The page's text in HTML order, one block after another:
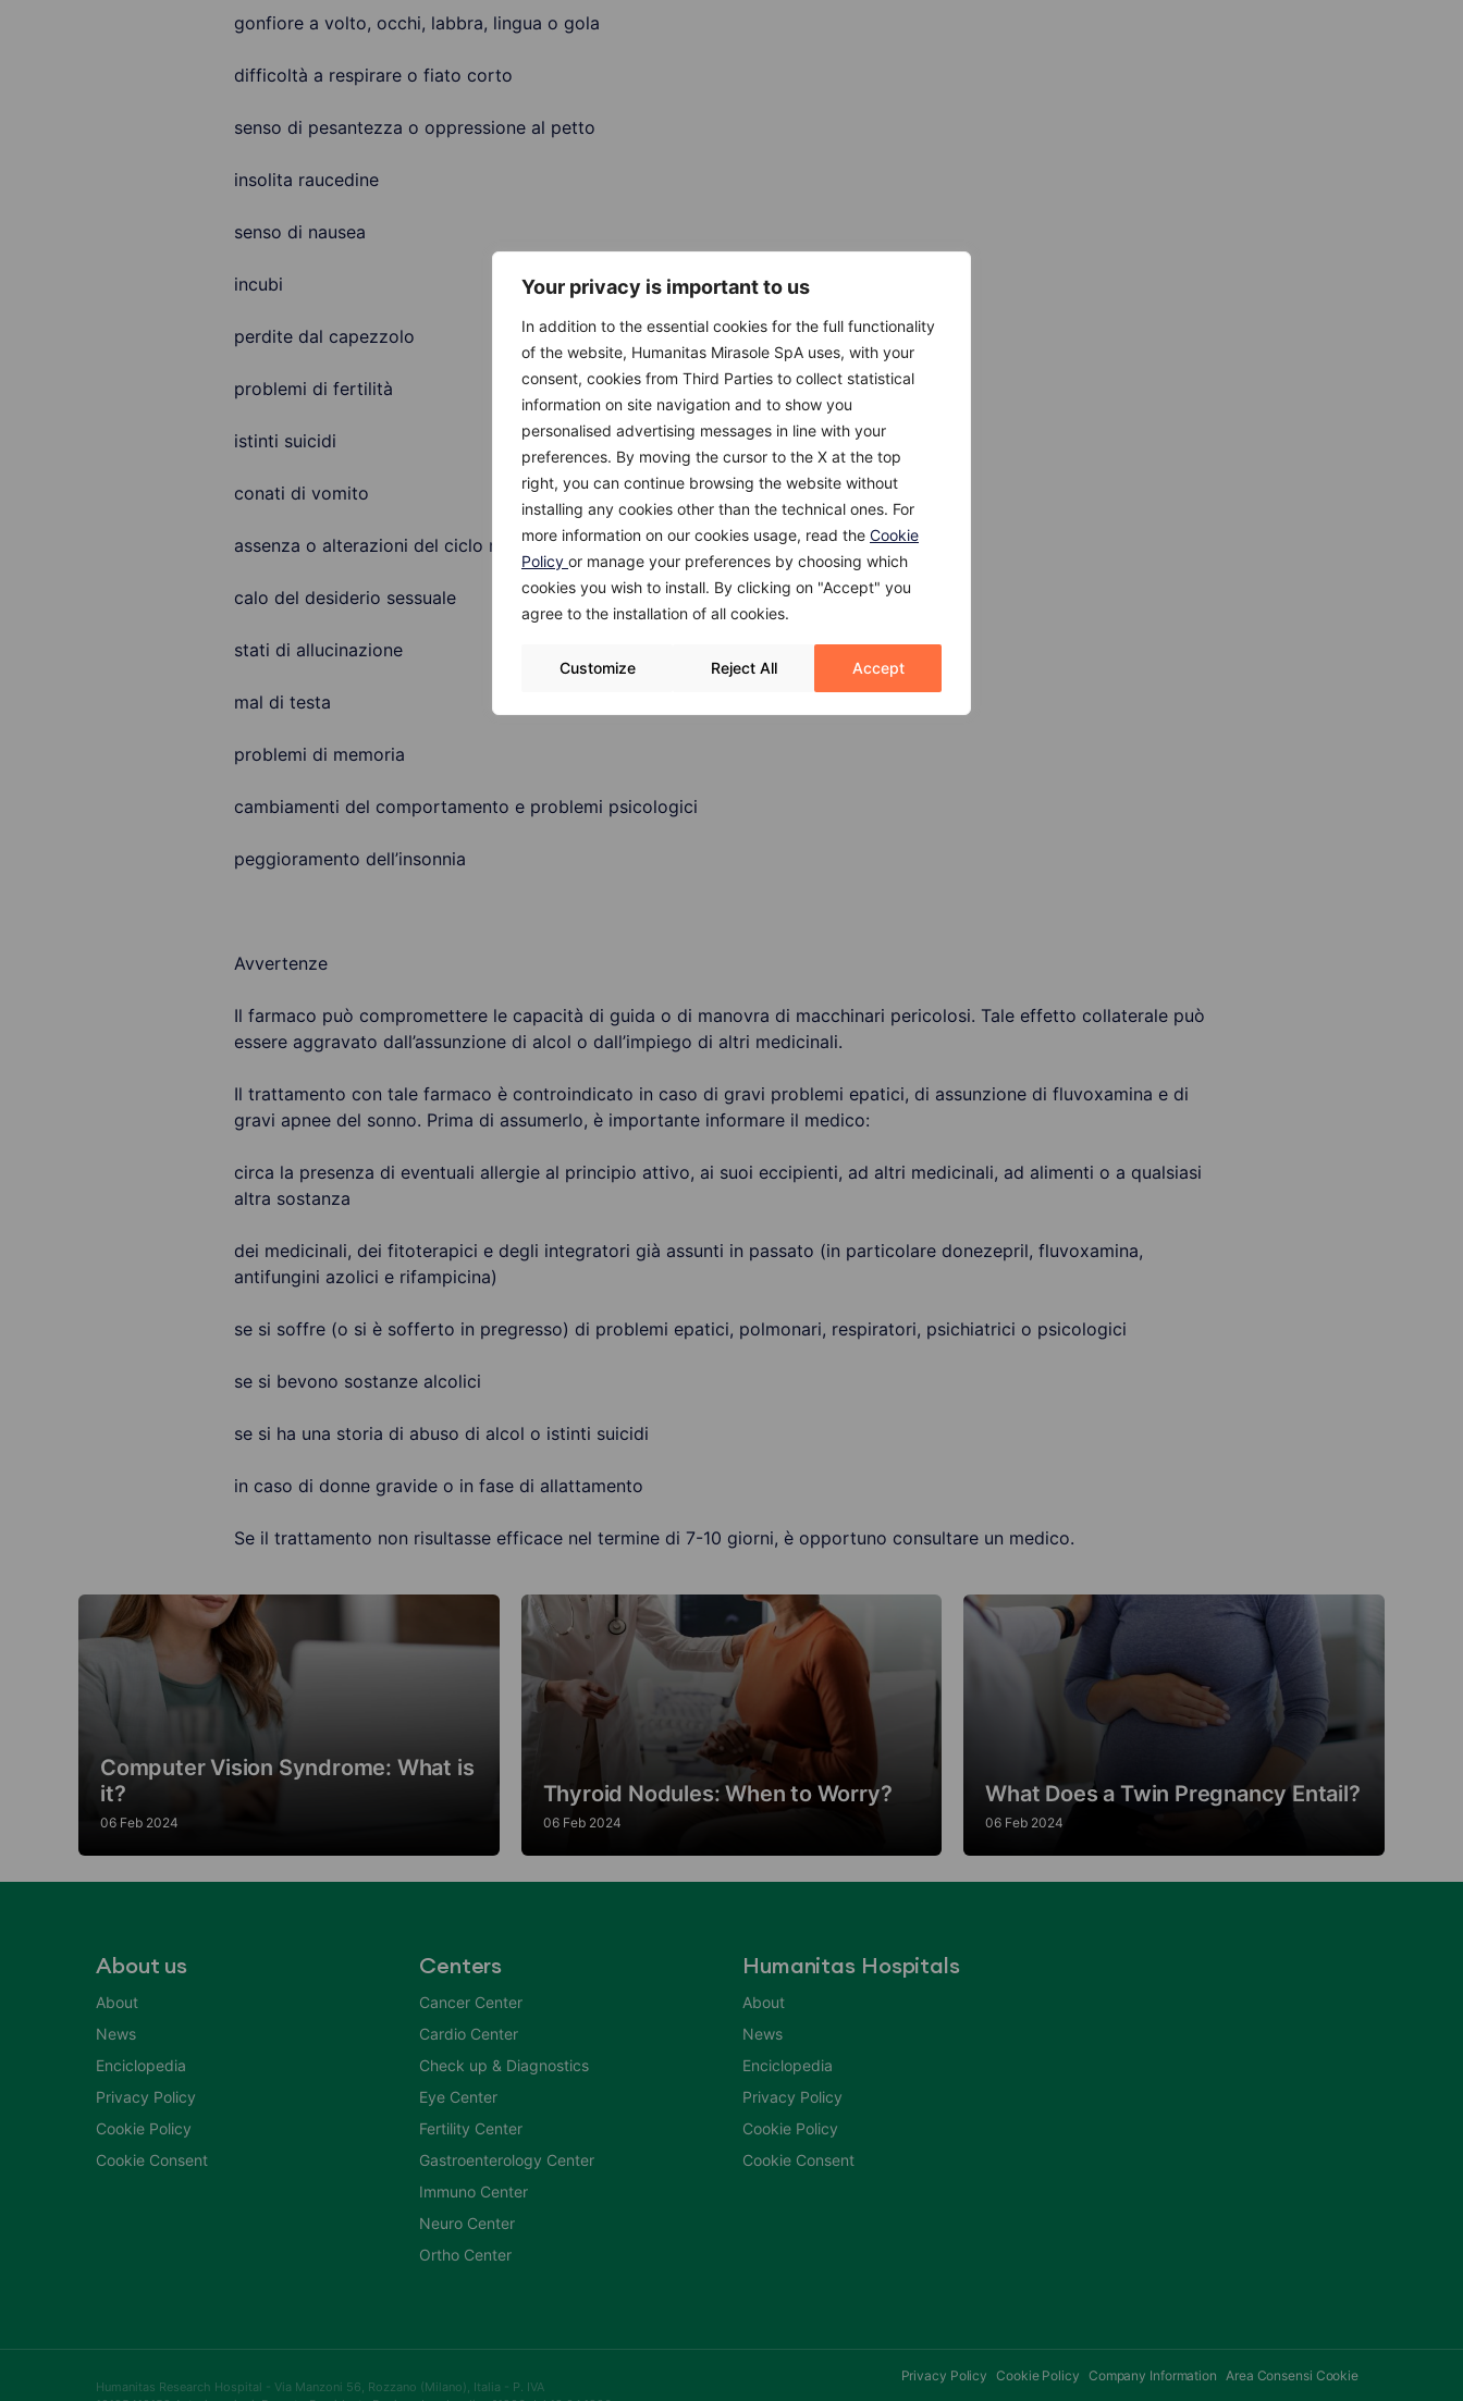
Your privacy is important to us
In addition to the essential cookies for the full functionality
of the website, Humanitas Mirasole SpA uses, with your
consent, cookies from Third Parties to collect statistical
information on site navigation and to show you
personalised advertising messages in line with your
preferences. By moving the cursor to the X at the top
right, you can continue browsing the website without
installing any cookies other than the technical ones. For
more information on our cookies usage, read the Cookie
Policy or manage your preferences by choosing which
cookies you wish to install. By clicking on "Accept" you
agree to the installation of all cookies.
Customize Reject All Accept
gonfiore a volto, occhi, labbra, lingua o gola
difficoltà a respirare o fiato corto
senso di pesantezza o oppressione al petto
insolita raucedine
senso di nausea
incubi
perdite dal capezzolo
problemi di fertilità
istinti suicidi
conati di vomito
assenza o alterazioni del ciclo mestruale
calo del desiderio sessuale
stati di allucinazione
mal di testa
problemi di memoria
cambiamenti del comportamento e problemi psicologici
peggioramento dell’insonnia
Avvertenze
Il farmaco può compromettere le capacità di guida o di manovra di macchinari pericolosi. Tale effetto collaterale può
essere aggravato dall’assunzione di alcol o dall’impiego di altri medicinali.
Il trattamento con tale farmaco è controindicato in caso di gravi problemi epatici, di assunzione di fluvoxamina e di
gravi apnee del sonno. Prima di assumerlo, è importante informare il medico:
circa la presenza di eventuali allergie al principio attivo, ai suoi eccipienti, ad altri medicinali, ad alimenti o a qualsiasi
altra sostanza
dei medicinali, dei fitoterapici e degli integratori già assunti in passato (in particolare donezepril, fluvoxamina,
antifungini azolici e rifampicina)
se si soffre (o si è sofferto in pregresso) di problemi epatici, polmonari, respiratori, psichiatrici o psicologici
se si bevono sostanze alcolici
se si ha una storia di abuso di alcol o istinti suicidi
in caso di donne gravide o in fase di allattamento
Se il trattamento non risultasse efficace nel termine di 7-10 giorni, è opportuno consultare un medico.
Computer Vision Syndrome: What is
it?
06 Feb 2024
Thyroid Nodules: When to Worry?
06 Feb 2024
What Does a Twin Pregnancy Entail?
06 Feb 2024
About us
About
News
Enciclopedia
Privacy Policy
Cookie Policy
Cookie Consent
Centers
Cancer Center
Cardio Center
Check up & Diagnostics
Eye Center
Fertility Center
Gastroenterology Center
Immuno Center
Neuro Center
Ortho Center
Humanitas Hospitals
About
News
Enciclopedia
Privacy Policy
Cookie Policy
Cookie Consent
Humanitas Research Hospital - Via Manzoni 56, Rozzano (Milano), Italia - P. IVA
Privacy Policy Cookie Policy Company Information Area Consensi Cookie